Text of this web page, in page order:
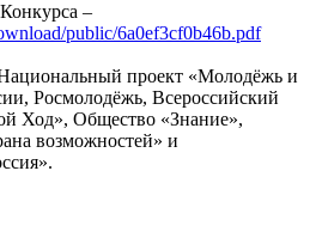
–
public/6a0ef3cf0b46b.pdf
проект «Молодёжь и
Росмолодёжь, Всероссийский
Ход», Общество «Знание»,
возможностей» и